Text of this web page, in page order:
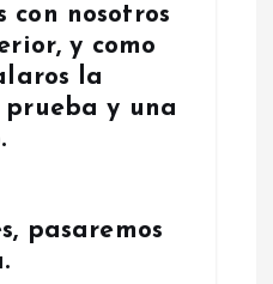
con nosotros
y como
la
y una
pasaremos